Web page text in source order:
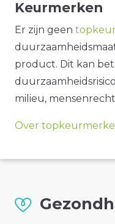
Keurmerken
Er zijn geen
product. Dit kan
milieu,
Over